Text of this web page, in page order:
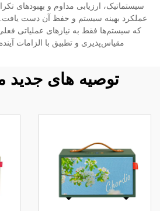
سیستماتیک، ارزیابی مداوم و بهبودهای
عملکرد بهینه سیستم و حفظ آن دست
که سیستم‌ها فقط به نیازهای عملیاتی
مقیاس‌پذیری و تطبیق با الزامات
توصیه های جدید